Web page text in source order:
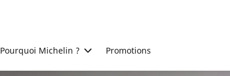
Pourquoi Michelin ? Promotions